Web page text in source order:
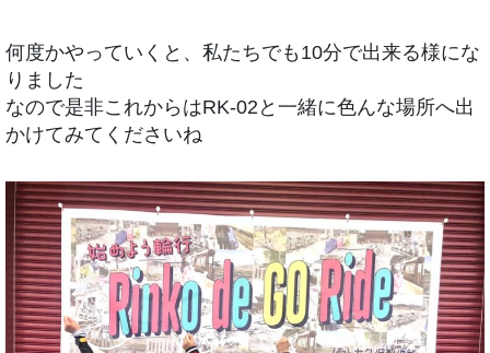
何度かやっていくと、私たちでも10分で出来る様にな
りました
なので是非これからはRK-02と一緒に色んな場所へ出
かけてみてくださいね